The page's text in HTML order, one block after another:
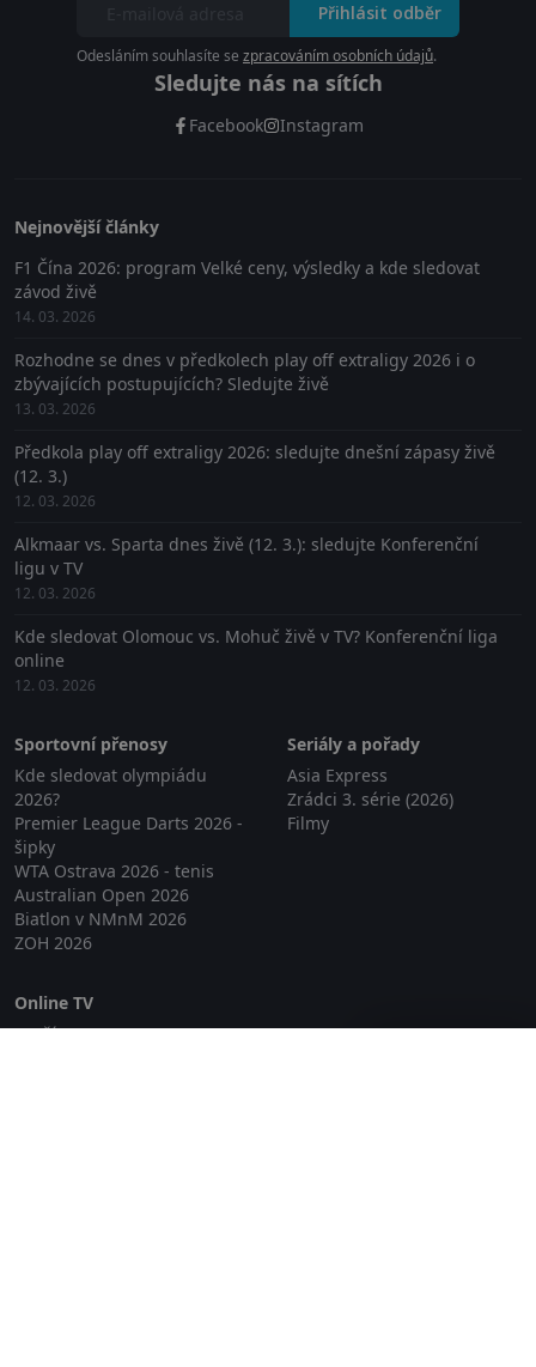
Přihlásit odběr
Odesláním souhlasíte se zpracováním osobních údajů.
Sledujte nás na sítích
Facebook Instagram
Nejnovější články
F1 Čína 2026: program Velké ceny, výsledky a kde sledovat
závod živě
14. 03. 2026
Rozhodne se dnes v předkolech play off extraligy 2026 i o
zbývajících postupujících? Sledujte živě
13. 03. 2026
Předkola play off extraligy 2026: sledujte dnešní zápasy živě
(12. 3.)
12. 03. 2026
Alkmaar vs. Sparta dnes živě (12. 3.): sledujte Konferenční
ligu v TV
12. 03. 2026
Kde sledovat Olomouc vs. Mohuč živě v TV? Konferenční liga
online
12. 03. 2026
Sportovní přenosy
Kde sledovat olympiádu
2026?
Premier League Darts 2026 -
šipky
WTA Ostrava 2026 - tenis
Australian Open 2026
Biatlon v NMnM 2026
ZOH 2026
Seriály a pořady
Asia Express
Zrádci 3. série (2026)
Filmy
Online TV
Lepší.TV